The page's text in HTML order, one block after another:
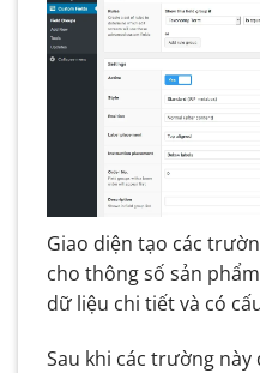
Giao diện tạo các
cho thông số sản
dữ liệu chi tiết và có
Sau khi các trường